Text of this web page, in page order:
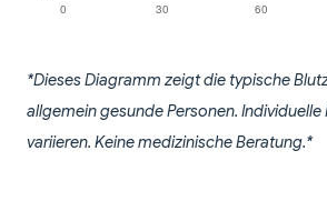
*Dieses Diagramm zeigt die typische
allgemein gesunde Personen. Individuelle
variieren. Keine medizinische Beratung.*